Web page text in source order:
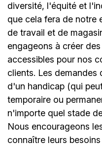
diversité, l'équité et
que cela fera de notre
de travail et de
engageons à créer
accessibles pour nos
clients. Les demandes
d'un handicap (qui
temporaire ou
n'importe quel stade
Nous encourageons
connaître leurs